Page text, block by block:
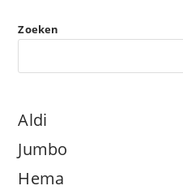
Zoeken
Aldi
Jumbo
Hema